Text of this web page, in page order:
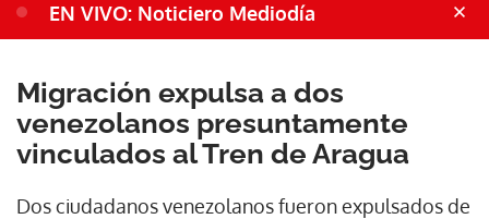
EN VIVO: Noticiero Mediodía
Migración expulsa a dos
venezolanos presuntamente
vinculados al Tren de Aragua
Dos ciudadanos venezolanos fueron expulsados de